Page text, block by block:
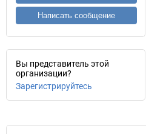
Написать сообщение
Вы представитель этой
организации?
Зарегистрируйтесь